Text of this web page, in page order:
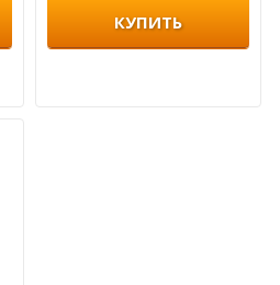
КУПИТЬ